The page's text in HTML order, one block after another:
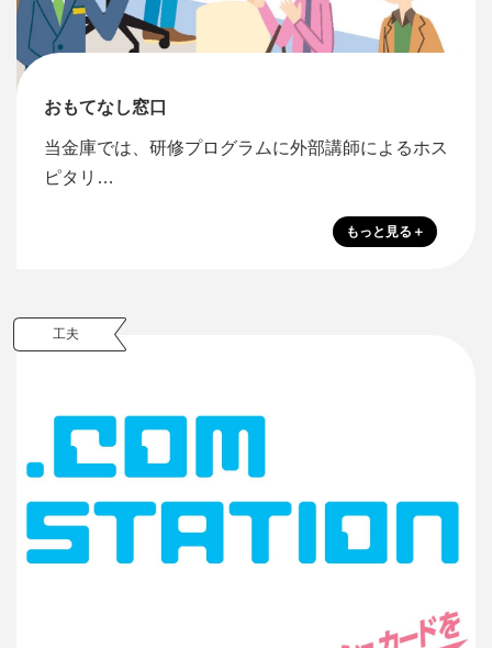
おもてなし窓口
当金庫では、研修プログラムに外部講師によるホス
ピタリ…
工夫